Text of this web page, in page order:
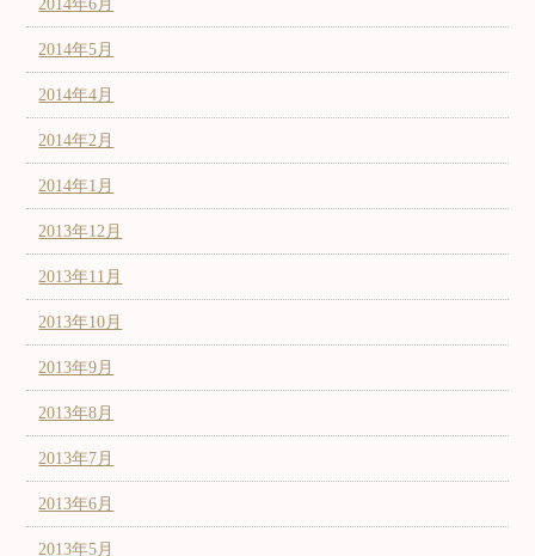
2014年6月
2014年5月
2014年4月
2014年2月
2014年1月
2013年12月
2013年11月
2013年10月
2013年9月
2013年8月
2013年7月
2013年6月
2013年5月